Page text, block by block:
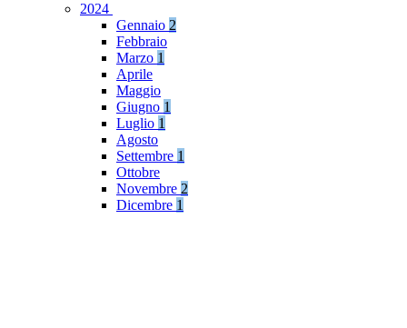
2024
Gennaio 2
Febbraio
Marzo 1
Aprile
Maggio
Giugno 1
Luglio 1
Agosto
Settembre 1
Ottobre
Novembre 2
Dicembre 1